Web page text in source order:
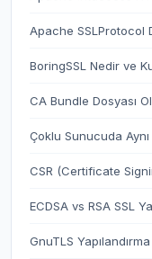
Apache SSLProtocol
BoringSSL Nedir ve
CA Bundle Dosyası
Çoklu Sunucuda
CSR (Certificate
ECDSA vs RSA SSL
GnuTLS